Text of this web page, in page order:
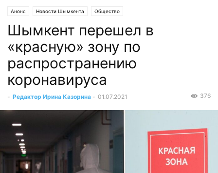
Анонс Новости Шымкента Общество
Шымкент перешел в
«красную» зону по
распространению
коронавируса
- Редактор Ирина Казорина - 01.07.2021 376